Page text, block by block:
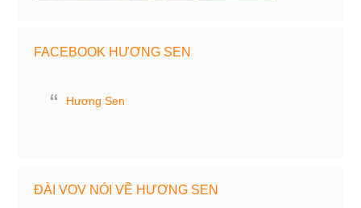
FACEBOOK HƯƠNG SEN
Hương Sen
ĐÀI VOV NÓI VỀ HƯƠNG SEN